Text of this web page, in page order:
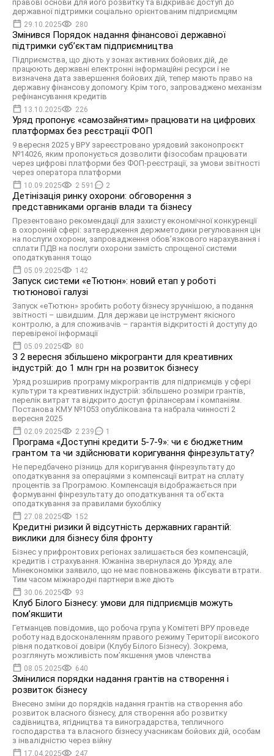
правові основи для його розвитку та відкриває доступ до
державної підтримки соціально орієнтованим підприємцям
29.10.2025 280
Змінився Порядок надання фінансової державної
підтримки суб’єктам підприємництва
Підприємства, що діють у зонах активних бойових дій, де
працюють державні електронні інформаційні ресурси і не
визначена дата завершення бойових дій, тепер мають право на
державну фінансову допомогу. Крім того, запроваджено механізм
рефінансування кредитів
13.10.2025 226
Уряд пропонує «самозайнятим» працювати на цифрових
платформах без реєстрації ФОП
9 вересня 2025 у ВРУ зареєстровано урядовий законопроєкт
№14026, яким пропонується дозволити фізособам працювати
через цифрові платформи без ФОП-реєстрації, за умови звітності
через оператора платформи
10.09.2025 2 591 2
Детінізація ринку охорони: обговорення з
представниками органів влади та бізнесу
Презентовано рекомендації для захисту економічної конкуренції
в охоронній сфері: затвердження держметодики регулювання цін
на послуги охорони, запровадження обов’язкового нарахування і
сплати ПДВ на послуги охорони замість спрощеної системи
оподаткування тощо
05.09.2025 142
Запуск системи «еТютюн»: новий етап у роботі
тютюнової галузі
Запуск «еТютюн» зробить роботу бізнесу зручнішою, а подання
звітності – швидшим. Для держави це інструмент якісного
контролю, а для споживачів – гарантія відкритості й доступу до
перевіреної інформації
05.09.2025 80
З 2 вересня збільшено мікрогранти для креативних
індустрій: до 1 млн грн на розвиток бізнесу
Уряд розширив програму мікрогрантів для підприємців у сфері
культури та креативних індустрій: збільшено розміри грантів,
перелік витрат та відкрито доступ фрілансерам і компаніям.
Постанова КМУ №1053 опублікована та набрала чинності 2
вересня 2025
02.09.2025 2 239 1
Програма «Доступні кредити 5-7-9»: чи є бюджетним
грантом та чи здійснювати коригування фінрезультату?
Не передбачено різниць для коригування фінрезультату до
оподаткування за операціями з компенсації витрат на сплату
процентів за Програмою. Компенсація відображається при
формуванні фінрезультату до оподаткування та об’єкта
оподаткування за правилами бухобліку
27.08.2025 152
Кредитні ризики й відсутність державних гарантій:
виклики для бізнесу біля фронту
Бізнес у прифронтових регіонах залишається без компенсацій,
кредитів і страхування. Южаніна звернулася до Уряду, але
Мінекономіки заявило, що не має повноважень фіксувати втрати.
Тим часом міжнародні партнери вже діють
30.06.2025 93
Клуб Білого Бізнесу: умови для підприємців можуть
помʼякшити
Гетманцев повідомив, що робоча група у Комітеті ВРУ проведе
роботу над вдосконаленням правого режиму Території високого
рівня податкової довіри (Клубу Білого Бізнесу). Зокрема,
розглянуть можливість помʼякшення умов членства
08.05.2025 640
Змінилися порядки надання грантів на створення і
розвиток бізнесу
Внесено зміни до порядків надання грантів на створення або
розвиток власного бізнесу, для створення або розвитку
садівництва, ягідництва та виноградарства, тепличного
господарства та власного бізнесу учасникам бойових дій, особам
з інвалідністю через війну
17.04.2025 247